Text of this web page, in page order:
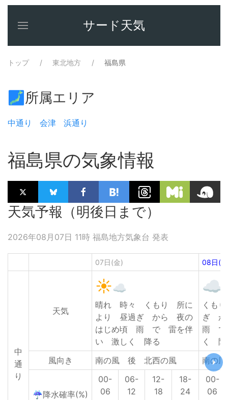
サード天気
トップ 東北地方 福島県
🗾所属エリア
中通り 会津 浜通り
福島県の気象情報
天気予報（明後日まで）
2026年08月07日 11時 福島地方気象台 発表
07日(金) 08日(
中
通
り
天気
晴れ 時々 くもり 所に
より 昼過ぎ から 夜の
はじめ頃 雨 で 雷を伴
い 激しく 降る
くも
ぎ
雨 で
く 降
風向き
南の風 後 北西の風 南の
☔降水確率(%)
00-
06
06-
12
12-
18
18-
24
00-
06